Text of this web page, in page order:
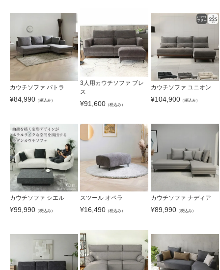
カウチソファ パトラ
¥84,990 （税込み）
3人用カウチソファ ブレ
ス
¥91,600 （税込み）
カウチソファ ユニオン
¥104,900（税込み）
カウチソファ シエル
¥99,990 （税込み）
スツール オペラ
¥16,490 （税込み）
カウチソファ ナディア
¥89,990（税込み）